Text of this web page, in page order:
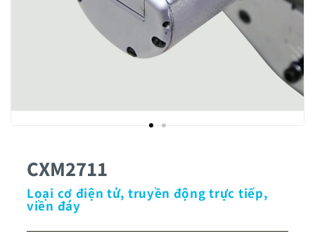
CXM2711
Loại cơ điện tử, truyền động trực tiếp,
viền đáy